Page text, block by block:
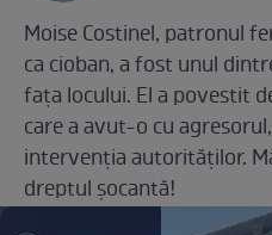
Moise Costinel, patronul
ca cioban, a fost unul
fața locului. El a povestit
care a avut-o cu
intervenția autorităților.
dreptul șocantă!